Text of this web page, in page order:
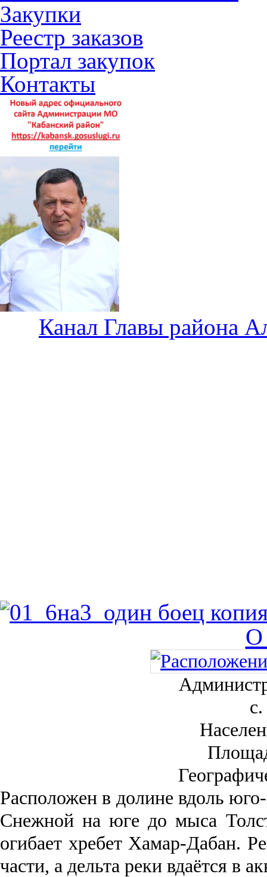
Закупки
Реестр заказов
Портал закупок
Контакты
Канал Главы района
О
Рас­положен в долине вдоль
Снежной на юге до мыса
огибает хребет Хамар-Дабан.
части, а дельта реки вда­ётся в